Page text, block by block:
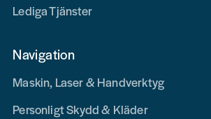
Lediga Tjänster
Navigation
Maskin, Laser & Handverktyg
Personligt Skydd & Kläder